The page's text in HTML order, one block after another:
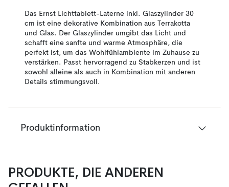
Das Ernst Lichttablett-Laterne inkl. Glaszylinder 30
cm ist eine dekorative Kombination aus Terrakotta
und Glas. Der Glaszylinder umgibt das Licht und
schafft eine sanfte und warme Atmosphäre, die
perfekt ist, um das Wohlfühlambiente im Zuhause zu
verstärken. Passt hervorragend zu Stabkerzen und ist
sowohl alleine als auch in Kombination mit anderen
Details stimmungsvoll.
Produktinformation
PRODUKTE, DIE ANDEREN